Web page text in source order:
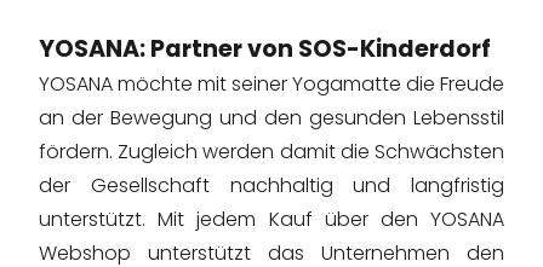
YOSANA: Partner von SOS-Kinderdorf
YOSANA möchte mit seiner Yogamatte die Freude
an der Bewegung und den gesunden Lebensstil
fördern. Zugleich werden damit die Schwächsten
der Gesellschaft nachhaltig und langfristig
unterstützt. Mit jedem Kauf über den YOSANA
Webshop unterstützt das Unternehmen den